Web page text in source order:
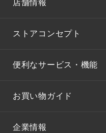
店舗情報
ストアコンセプト
便利なサービス・機能
お買い物ガイド
企業情報